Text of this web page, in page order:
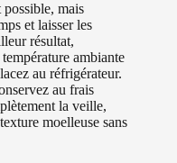
mais
et laisser les
résultat,
ambiante
au réfrigérateur.
au frais
la veille,
moelleuse sans